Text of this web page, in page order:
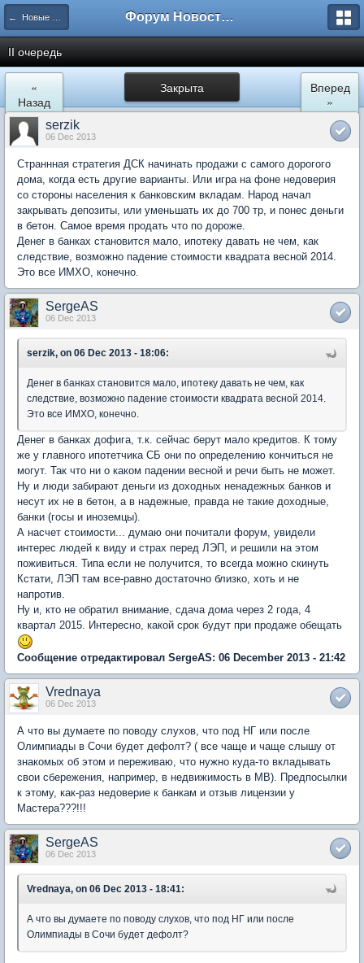
← Новые Водники Форум Новостройки
II очередь
Закрыта
«
Назад
Вперед
»
serzik
06 Dec 2013
Страннная стратегия ДСК начинать продажи с самого дорогого
дома, когда есть другие варианты. Или игра на фоне недоверия
со стороны населения к банковским вкладам. Народ начал
закрывать депозиты, или уменьшать их до 700 тр, и понес деньги
в бетон. Самое время продать что по дороже.
Денег в банках становится мало, ипотеку давать не чем, как
следствие, возможно падение стоимости квадрата весной 2014.
Это все ИМХО, конечно.
SergeAS
06 Dec 2013
serzik, on 06 Dec 2013 - 18:06:
Денег в банках становится мало, ипотеку давать не чем, как
следствие, возможно падение стоимости квадрата весной 2014.
Это все ИМХО, конечно.
Денег в банках дофига, т.к. сейчас берут мало кредитов. К тому
же у главного ипотетчика СБ они по определению кончиться не
могут. Так что ни о каком падении весной и речи быть не может.
Ну и люди забирают деньги из доходных ненадежных банков и
несут их не в бетон, а в надежные, правда не такие доходные,
банки (госы и иноземцы).
А насчет стоимости... думаю они почитали форум, увидели
интерес людей к виду и страх перед ЛЭП, и решили на этом
поживиться. Типа если не получится, то всегда можно скинуть
Кстати, ЛЭП там все-равно достаточно близко, хоть и не
напротив.
Ну и, кто не обратил внимание, сдача дома через 2 года, 4
квартал 2015. Интересно, какой срок будут при продаже обещать
Сообщение отредактировал SergeAS: 06 December 2013 - 21:42
Vrednaya
06 Dec 2013
А что вы думаете по поводу слухов, что под НГ или после
Олимпиады в Сочи будет дефолт? ( все чаще и чаще слышу от
знакомых об этом и переживаю, что нужно куда-то вкладывать
свои сбережения, например, в недвижимость в МВ). Предпосылки
к этому, как-раз недоверие к банкам и отзыв лицензии у
Мастера???!!!
SergeAS
06 Dec 2013
Vrednaya, on 06 Dec 2013 - 18:41:
А что вы думаете по поводу слухов, что под НГ или после
Олимпиады в Сочи будет дефолт?